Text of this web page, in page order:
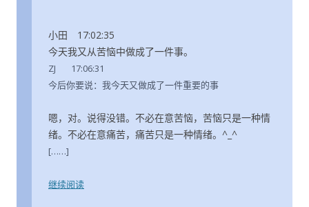
小田 17:02:35
今天我又从苦恼中做成了一件事。
ZJ 17:06:31
今后你要说：我今天又做成了一件重要的事
嗯，对。说得没错。不必在意苦恼，苦恼只是一种情
绪。不必在意痛苦，痛苦只是一种情绪。^_^
[……]
继续阅读